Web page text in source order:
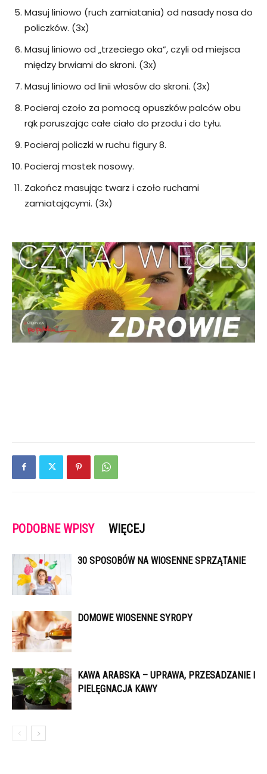
Masuj liniowo (ruch zamiatania) od nasady nosa do
policzków. (3x)
Masuj liniowo od „trzeciego oka”, czyli od miejsca
między brwiami do skroni. (3x)
Masuj liniowo od linii włosów do skroni. (3x)
Pocieraj czoło za pomocą opuszków palców obu
rąk poruszając całe ciało do przodu i do tyłu.
Pocieraj policzki w ruchu figury 8.
Pocieraj mostek nosowy.
Zakończ masując twarz i czoło ruchami
zamiatającymi. (3x)
PODOBNE WPISY WIĘCEJ
30 SPOSOBÓW NA WIOSENNE SPRZĄTANIE
DOMOWE WIOSENNE SYROPY
KAWA ARABSKA – UPRAWA, PRZESADZANIE I
PIELĘGNACJA KAWY